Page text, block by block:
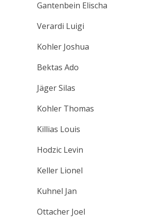
Gantenbein Elischa
Verardi Luigi
Kohler Joshua
Bektas Ado
Jäger Silas
Kohler Thomas
Killias Louis
Hodzic Levin
Keller Lionel
Kuhnel Jan
Ottacher Joel